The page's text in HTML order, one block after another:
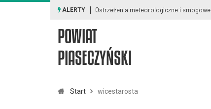
ALERTY Ostrzeżenia meteorologiczne i smogowe
POWIAT
PIASECZYŃSKI
Start wicestarosta